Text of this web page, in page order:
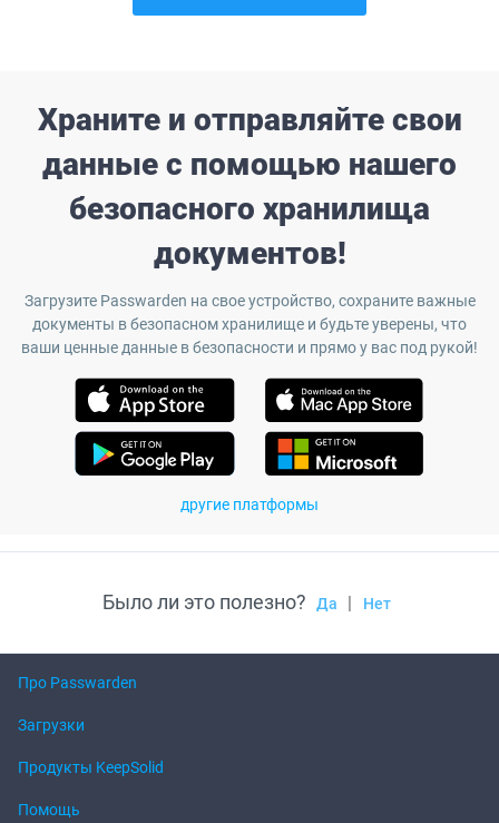
Храните и отправляйте свои
данные с помощью нашего
безопасного хранилища
документов!
Загрузите Passwarden на свое устройство, сохраните важные
документы в безопасном хранилище и будьте уверены, что
ваши ценные данные в безопасности и прямо у вас под рукой!
другие платформы
Было ли это полезно? Да | Нет
Про Passwarden
Загрузки
Продукты KeepSolid
Помощь